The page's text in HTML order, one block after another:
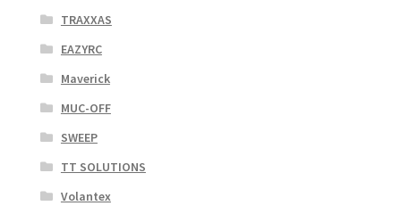
TRAXXAS
EAZYRC
Maverick
MUC-OFF
SWEEP
TT SOLUTIONS
Volantex